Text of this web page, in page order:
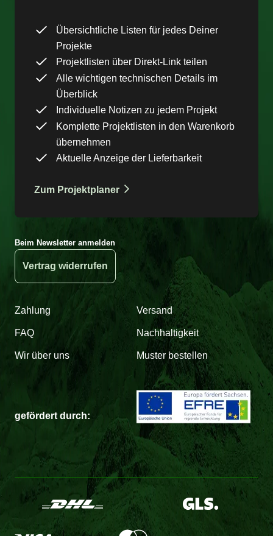
Übersichtliche Listen für jedes Deiner
Projekte
Projektlisten über Direkt-Link teilen
Alle wichtigen technischen Details im
Überblick
Individuelle Notizen zu jedem Projekt
Komplette Projektlisten in den Warenkorb
übernehmen
Aktuelle Anzeige der Lieferbarkeit
Zum Projektplaner
Beim Newsletter anmelden
Vertrag widerrufen
Zahlung Versand
FAQ Nachhaltigkeit
Wir über uns Muster bestellen
gefördert durch: